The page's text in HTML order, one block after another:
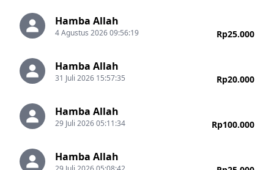
Hamba Allah
Rp25.000
4 Agustus 2026 09:56:19
Hamba Allah
Rp20.000
31 Juli 2026 15:57:35
Hamba Allah
Rp100.000
29 Juli 2026 05:11:34
Hamba Allah